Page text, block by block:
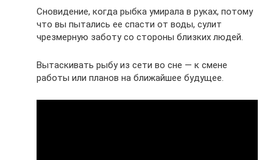
Сновидение, когда рыбка умирала в руках, потому
что вы пытались ее спасти от воды, сулит
чрезмерную заботу со стороны близких людей.
Вытаскивать рыбу из сети во сне — к смене
работы или планов на ближайшее будущее.